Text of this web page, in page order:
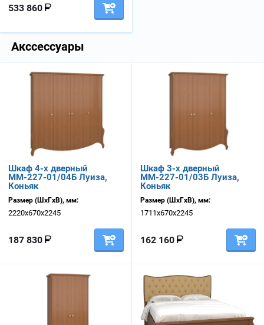
533 860
Акссессуары
Шкаф 4-х дверный
ММ-227-01/04Б Луиза,
Коньяк
Размер (ШхГхВ), мм:
2220х670х2245
187 830
Шкаф 3-х дверный
ММ-227-01/03Б Луиза,
Коньяк
Размер (ШхГхВ), мм:
1711х670х2245
162 160